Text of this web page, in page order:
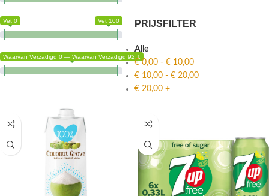
Vet 0 Vet 100
Waarvan Verzadigd 0 — Waarvan Verzadigd 92.1
PRIJSFILTER
Alle
€0,00 - € 10,00
€ 10,00 - € 20,00
€ 20,00 +